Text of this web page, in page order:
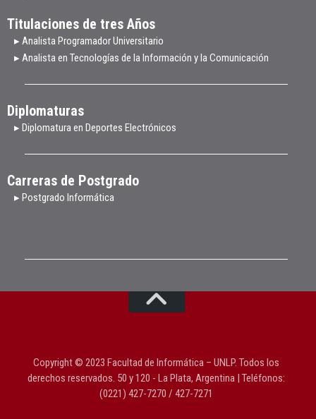
Titulaciones de tres Años
▸ Analista Programador Universitario
▸ Analista en Tecnologías de la Información y la Comunicación
Diplomaturas
▸ Diplomatura en Deportes Electrónicos
Carreras de Postgrado
▸ Postgrado Informática
Copyright © 2023 Facultad de Informática – UNLP. Todos los
derechos reservados. 50 y 120 - La Plata, Argentina | Teléfonos:
(0221) 427-7270 / 427-7271